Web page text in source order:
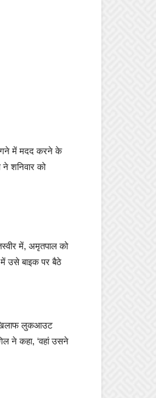
में मदद करने के
शनिवार को
में, अमृतपाल को
उसे बाइक पर बैठे
खिलाफ लुकआउट
ने कहा, ‘वहां उसने